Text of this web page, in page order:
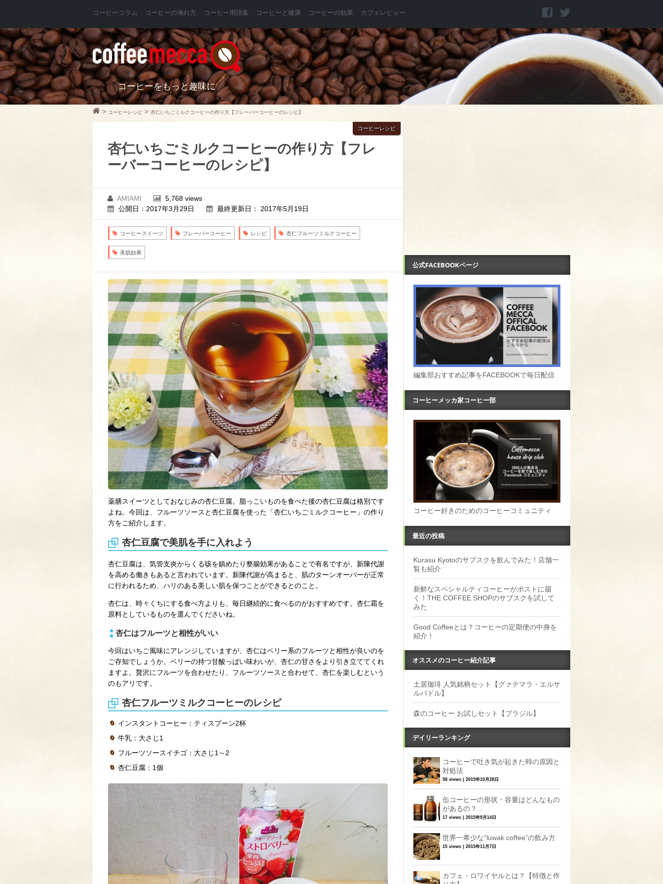
コーヒーコラム コーヒーの淹れ方 コーヒー用語集 コーヒーと健康 コーヒーの効果 カフェレビュー
コーヒーをもっと趣味に
> コーヒーレシピ > 杏仁いちごミルクコーヒーの作り方【フレーバーコーヒーのレシピ】
杏仁いちごミルクコーヒーの作り方【フレ
ーバーコーヒーのレシピ】
コーヒーレシピ
AMIAMI
5,768 views
公開日：2017年3月29日
最終更新日： 2017年5月19日
コーヒースイーツ フレーバーコーヒー レシピ 杏仁フルーツミルクコーヒー
美肌効果
薬膳スイーツとしておなじみの杏仁豆腐。脂っこいものを食べた後の杏仁豆腐は格別です
よね。今回は、フルーツソースと杏仁豆腐を使った「杏仁いちごミルクコーヒー」の作り
方をご紹介します。
杏仁豆腐で美肌を手に入れよう
杏仁豆腐は、気管支炎からくる咳を鎮めたり整腸効果があることで有名ですが、新陳代謝
を高める働きもあると言われています。新陳代謝が高まると、肌のターンオーバーが正常
に行われるため、ハリのある美しい肌を保つことができるとのこと。
杏仁は、時々くちにする食べ方よりも、毎日継続的に食べるのがおすすめです。杏仁霜を
原料としているものを選んでくださいね。
杏仁はフルーツと相性がいい
今回はいちご風味にアレンジしていますが、杏仁はベリー系のフルーツと相性が良いのを
ご存知でしょうか。ベリーの持つ甘酸っぱい味わいが、杏仁の甘さをより引き立ててくれ
ますよ。贅沢にフルーツを合わせたり、フルーツソースと合わせて、杏仁を楽しむという
のもアリです。
杏仁フルーツミルクコーヒーのレシピ
インスタントコーヒー：ティスプーン2杯
牛乳：大さじ1
フルーツソースイチゴ：大さじ1～2
杏仁豆腐：1個
公式FACEBOOKページ
編集部おすすめ記事をFACEBOOKで毎日配信
コーヒーメッカ家コーヒー部
コーヒー好きのためのコーヒーコミュニティ
最近の投稿
Kurasu Kyotoのサブスクを飲んでみた！店舗一
覧も紹介
新鮮なスペシャルティコーヒーがポストに届
く！THE COFFEE SHOPのサブスクを試して
みた
Good Coffeeとは？コーヒーの定期便の中身を
紹介！
オススメのコーヒー紹介記事
土居珈琲 人気銘柄セット【グァテマラ・エルサ
ルバドル】
森のコーヒー お試しセット【ブラジル】
デイリーランキング
コーヒーで吐き気が起きた時の原因と
対処法
58 views 2015年10月28日
缶コーヒーの形状・容量はどんなもの
があるの？...
17 views 2015年9月14日
世界一希少な”luwak coffee”の飲み方
15 views 2015年11月7日
カフェ・ロワイヤルとは？【特徴と作